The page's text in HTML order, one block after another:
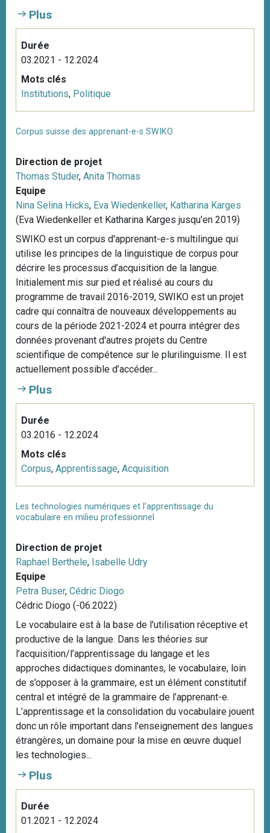
Plus
Durée
03.2021 - 12.2024
Mots clés
Institutions, Politique
Corpus suisse des apprenant-e-s SWIKO
Direction de projet
Thomas Studer, Anita Thomas
Equipe
Nina Selina Hicks, Eva Wiedenkeller, Katharina Karges
(Eva Wiedenkeller et Katharina Karges jusqu'en 2019)
SWIKO est un corpus d'apprenant-e-s multilingue qui
utilise les principes de la linguistique de corpus pour
décrire les processus d’acquisition de la langue.
Initialement mis sur pied et réalisé au cours du
programme de travail 2016-2019, SWIKO est un projet
cadre qui connaîtra de nouveaux développements au
cours de la période 2021-2024 et pourra intégrer des
données provenant d'autres projets du Centre
scientifique de compétence sur le plurilinguisme. Il est
actuellement possible d’accéder...
Plus
Durée
03.2016 - 12.2024
Mots clés
Corpus, Apprentissage, Acquisition
Les technologies numériques et l’apprentissage du
vocabulaire en milieu professionnel
Direction de projet
Raphael Berthele, Isabelle Udry
Equipe
Petra Buser, Cédric Diogo
Cédric Diogo (-06.2022)
Le vocabulaire est à la base de l'utilisation réceptive et
productive de la langue. Dans les théories sur
l’acquisition/l’apprentissage du langage et les
approches didactiques dominantes, le vocabulaire, loin
de s’opposer à la grammaire, est un élément constitutif
central et intégré de la grammaire de l’apprenant-e.
L’apprentissage et la consolidation du vocabulaire jouent
donc un rôle important dans l'enseignement des langues
étrangères, un domaine pour la mise en œuvre duquel
les technologies...
Plus
Durée
01.2021 - 12.2024